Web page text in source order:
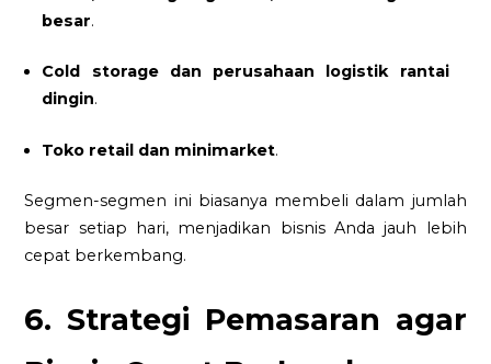
besar.
Cold storage dan perusahaan logistik rantai
dingin.
Toko retail dan minimarket.
Segmen-segmen ini biasanya membeli dalam jumlah
besar setiap hari, menjadikan bisnis Anda jauh lebih
cepat berkembang.
6. Strategi Pemasaran agar